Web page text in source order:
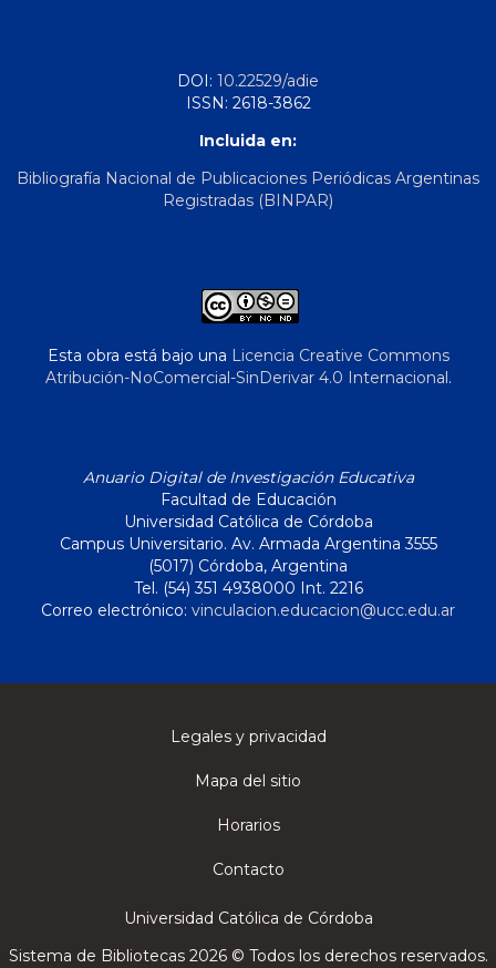
DOI: 10.22529/adie
ISSN: 2618-3862
Incluida en:
Bibliografía Nacional de Publicaciones Periódicas Argentinas
Registradas (BINPAR)
Esta obra está bajo una Licencia Creative Commons
Atribución-NoComercial-SinDerivar 4.0 Internacional.
Anuario Digital de Investigación Educativa
Facultad de Educación
Universidad Católica de Córdoba
Campus Universitario. Av. Armada Argentina 3555
(5017) Córdoba, Argentina
Tel. (54) 351 4938000 Int. 2216
Correo electrónico: vinculacion.educacion@ucc.edu.ar
Legales y privacidad
Mapa del sitio
Horarios
Contacto
Universidad Católica de Córdoba
Sistema de Bibliotecas 2026 © Todos los derechos reservados.